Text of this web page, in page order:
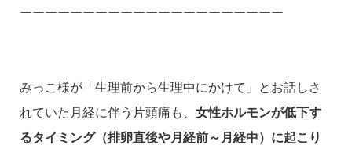
ーーーーーーーーーーーーーーーーーーーーー
みっこ様が「生理前から生理中にかけて」とお話しさ
れていた月経に伴う片頭痛も、 女性ホルモンが低下す
るタイミング（排卵直後や月経前～月経中）に起こり